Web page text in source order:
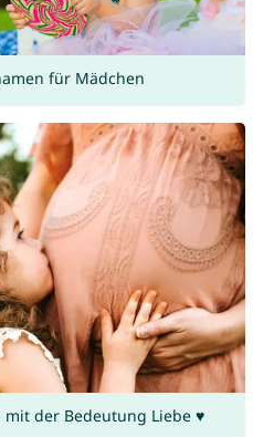
für Mädchen
der Bedeutung Liebe ♥